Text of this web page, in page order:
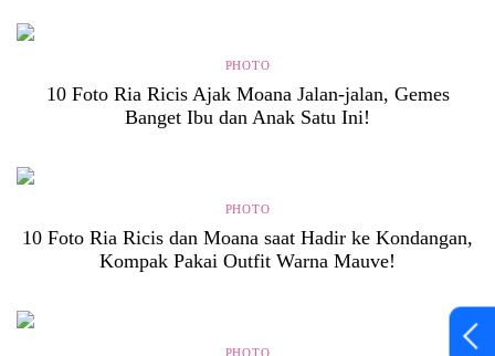
PHOTO
10 Foto Ria Ricis Ajak Moana Jalan-jalan, Gemes
Banget Ibu dan Anak Satu Ini!
PHOTO
10 Foto Ria Ricis dan Moana saat Hadir ke Kondangan,
Kompak Pakai Outfit Warna Mauve!
PHOTO